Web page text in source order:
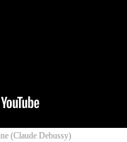
(Claude Debussy)